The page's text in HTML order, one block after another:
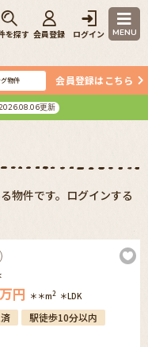
を探す 会員登録 ログイン MENU
物件 会員登録はこちら
更新
物件です。ログインする
万円 ＊＊m2 ＊LDK
駅徒歩10分以内